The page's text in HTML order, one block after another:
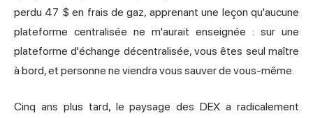
perdu 47 $ en frais de gaz, apprenant une leçon qu'aucune
plateforme centralisée ne m'aurait enseignée : sur une
plateforme d'échange décentralisée, vous êtes seul maître
à bord, et personne ne viendra vous sauver de vous-même.
Cinq ans plus tard, le paysage des DEX a radicalement